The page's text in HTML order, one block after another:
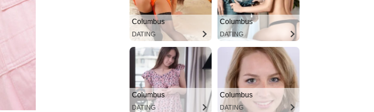
Columbus
DATING
Columbus
DATING
Columbus
DATING
Columbus
DATING